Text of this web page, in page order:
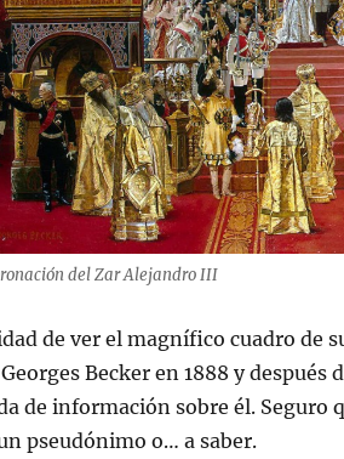
del Zar Alejandro III
de ver el magnífico cuadro de
Becker en 1888 y
de información sobre él.
pseudónimo o… a saber.